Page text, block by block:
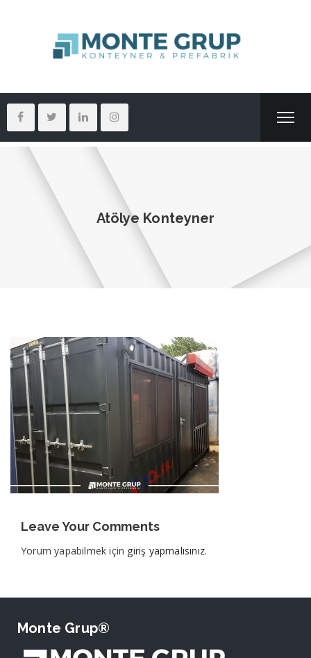
Atölye Konteyner
Leave Your Comments
Yorum yapabilmek için giriş yapmalısınız.
Monte Grup®